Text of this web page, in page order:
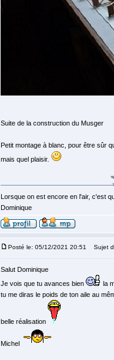
Suite de la construction du Musger
Petit montage à blanc, pour être sûr
mais quel plaisir.
Lorsque on est encore en l'air, c'est
Dominique
Posté le: 05/12/2021 20:51 Sujet
Salut Dominique
Je vois que tu avances bien
la
tu me diras le poids de ton aile au
belle réalisation
Michel